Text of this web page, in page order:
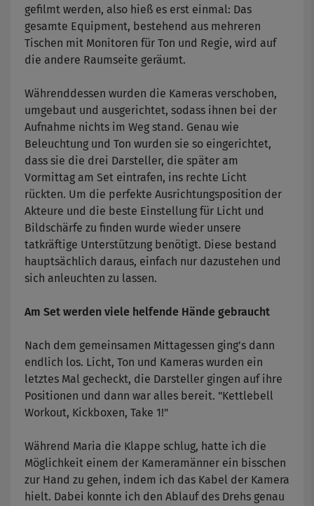
gefilmt werden, also hieß es erst einmal: Das
gesamte Equipment, bestehend aus mehreren
Tischen mit Monitoren für Ton und Regie, wird auf
die andere Raumseite geräumt.
Währenddessen wurden die Kameras verschoben,
umgebaut und ausgerichtet, sodass ihnen bei der
Aufnahme nichts im Weg stand. Genau wie
Beleuchtung und Ton wurden sie so eingerichtet,
dass sie die drei Darsteller, die später am
Vormittag am Set eintrafen, ins rechte Licht
rückten. Um die perfekte Ausrichtungsposition der
Akteure und die beste Einstellung für Licht und
Bildschärfe zu finden wurde wieder unsere
tatkräftige Unterstützung benötigt. Diese bestand
hauptsächlich daraus, einfach nur dazustehen und
sich anleuchten zu lassen.
Am Set werden viele helfende Hände gebraucht
Nach dem gemeinsamen Mittagessen ging’s dann
endlich los. Licht, Ton und Kameras wurden ein
letztes Mal gecheckt, die Darsteller gingen auf ihre
Positionen und dann war alles bereit. "Kettlebell
Workout, Kickboxen, Take 1!"
Während Maria die Klappe schlug, hatte ich die
Möglichkeit einem der Kameramänner ein bisschen
zur Hand zu gehen, indem ich das Kabel der Kamera
hielt. Dabei konnte ich den Ablauf des Drehs genau